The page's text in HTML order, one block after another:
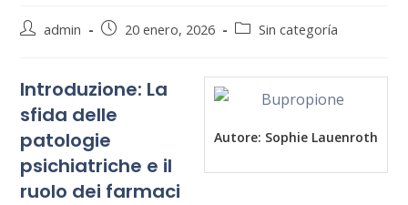
Autor
entrada:
admin
Publicación
entrada:
20 enero, 2026
Categoría
Sin categoría
Autore: Sophie Lauenroth
Introduzione: La
sfida delle
patologie
psichiatriche e il
ruolo dei farmaci